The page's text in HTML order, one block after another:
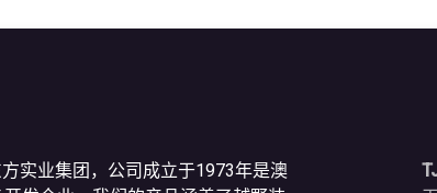
实业集团，公司成立于1973年是澳